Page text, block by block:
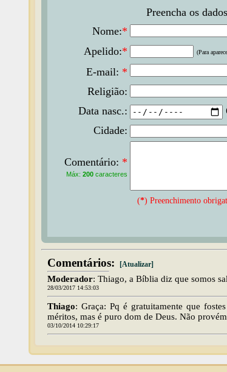
Preencha os
Nome:*
Apelido:* (Para
E-mail: *
Religião:
Data nasc.:
Cidade:
Comentário: *
Máx: 200 caracteres
(*) Preenchimento
Comentários: [Atualizar]
Moderador: Thiago, a Bíblia diz que somos
28/03/2017 14:53:03
Thiago: Graça: Pq é gratuitamente que
méritos, mas é puro dom de Deus. Não
03/10/2014 10:29:17